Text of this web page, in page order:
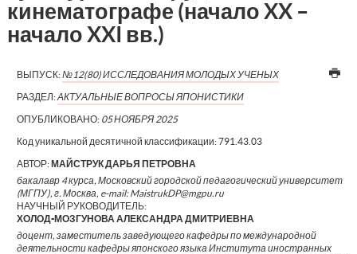
кинематографе (начало XX –
начало XXI вв.)
ВЫПУСК:№12(80) ИССЛЕДОВАНИЯ МОЛОДЫХ УЧЕНЫХ
РАЗДЕЛ:АКТУАЛЬНЫЕ ВОПРОСЫ ЯПОНИСТИКИ
ОПУБЛИКОВАНО: 05 НОЯБРЯ 2025
Код уникальной десятичной классификации:791.43.03
АВТОР:МАЙСТРУК ДАРЬЯ ПЕТРОВНА
бакалавр 4 курса, Московский городской педагогический университет
(МГПУ), г. Москва, e-mail: MaistrukDP@mgpu.ru
НАУЧНЫЙ РУКОВОДИТЕЛЬ:
ХОЛОД-МОЗГУНОВА АЛЕКСАНДРА ДМИТРИЕВНА
доцент, заместитель заведующего кафедры по международной
деятельности кафедры японского языка Института иностранных